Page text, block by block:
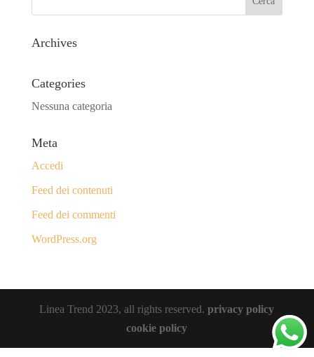
Archives
Categories
Nessuna categoria
Meta
Accedi
Feed dei contenuti
Feed dei commenti
WordPress.org
Linea Trend 2023, all rights reserved.privacy policy
cookie policy